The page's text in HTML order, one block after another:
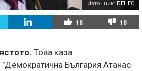
Източник: БГНЕС
18 18
Това каза
България Атанас